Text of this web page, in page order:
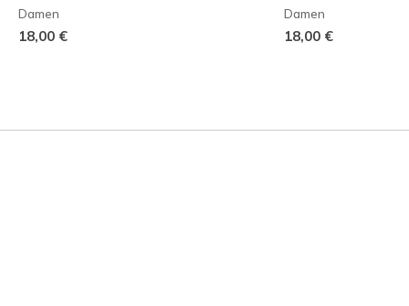
Damen
18,00 €
Damen
18,00 €